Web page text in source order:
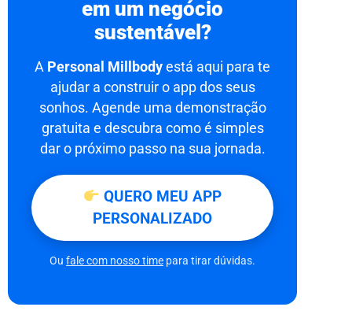
em um negócio
sustentável?
A Personal Millbody está aqui para te
ajudar a construir o app dos seus
sonhos. Agende uma demonstração
gratuita e descubra como é simples
dar o próximo passo na sua jornada.
QUERO MEU APP
PERSONALIZADO
Ou fale com nosso time para tirar dúvidas.